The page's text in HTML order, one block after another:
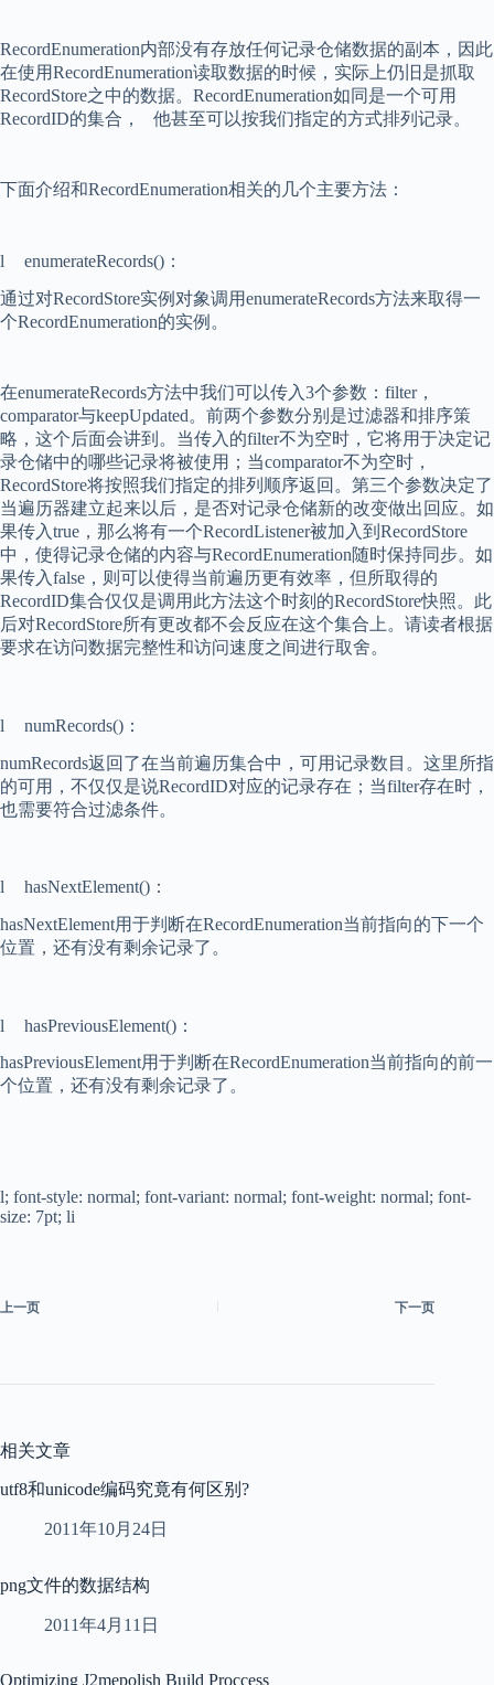
RecordEnumeration内部没有存放任何记录仓储数据的副本，因此
在使用RecordEnumeration读取数据的时候，实际上仍旧是抓取
RecordStore之中的数据。 RecordEnumeration如同是一个可用
RecordID的集合， 他甚至可以按我们指定的方式排列记录。
下面介绍和RecordEnumeration相关的几个主要方法：
l enumerateRecords() ：
通过对RecordStore实例对象调用enumerateRecords方法来取得一
个RecordEnumeration的实例。
在enumerateRecords方法中我们可以传入3个参数： filter，
comparator与keepUpdated。前两个参数分别是过滤器和排序策
略，这个后面会讲到。当传入的filter不为空时，它将用于决定记
录仓储中的哪些记录将被使用；当comparator不为空时，
RecordStore将按照我们指定的排列顺序返回。第三个参数决定了
当遍历器建立起来以后，是否对记录仓储新的改变做出回应。如
果传入true ，那么将有一个RecordListener被加入到 RecordStore
中，使得记录仓储的内容与RecordEnumeration随时保持同步。如
果传入false ，则可以使得当前遍历更有效率，但所取得的
RecordID集合仅仅是调用此方法这个时刻的RecordStore快照。此
后对RecordStore所有更改都不会反应在这个集合上。请读者根据
要求在访问数据完整性和访问速度之间进行取舍。
l numRecords() ：
numRecords返回了在当前遍历集合中，可用记录数目。这里所指
的可用，不仅仅是说RecordID对应的记录存在；当filter存在时，
也需要符合过滤条件。
l hasNextElement() ：
hasNextElement用于判断在RecordEnumeration当前指向的下一个
位置，还有没有剩余记录了。
l hasPreviousElement() ：
hasPreviousElement用于判断在RecordEnumeration当前指向的前一
个位置，还有没有剩余记录了。
l; font-style: normal; font-variant: normal; font-weight: normal; font-
size: 7pt; li
上一页 下一页
相关文章
utf8和unicode编码究竟有何区别?
2011年10月24日
png文件的数据结构
2011年4月11日
Optimizing J2mepolish Build Proccess